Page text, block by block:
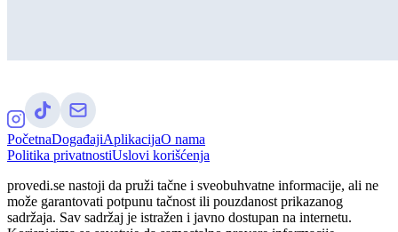
PočetnaDogađajiAplikacijaO nama
Politika privatnostiUslovi korišćenja
provedi.se nastoji da pruži tačne i sveobuhvatne informacije, ali ne
može garantovati potpunu tačnost ili pouzdanost prikazanog
sadržaja. Sav sadržaj je istražen i javno dostupan na internetu.